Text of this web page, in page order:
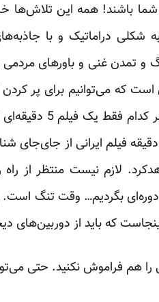
باشند! همه این تلاش‌ها
شکلی دراماتیک و با
تمدن غنی و باورهای مردمی
است که می‌توانیم برای پر
3000 فیلم
فیلم ایرانی از ‏جای‌جای
لازم ‏نیست منتظر از راه
بگردیم… وقت تنگ است.
که باید از دوربین‌های دیجیتال
را هم فراموش نکنید. حتی